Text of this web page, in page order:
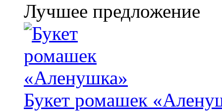
Лучшее предложение
Букет ромашек